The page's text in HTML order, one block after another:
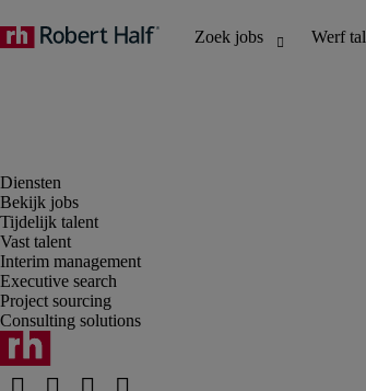
Bekijk jobs
Tijdelijk talent
Vast talent
Interim management
Executive search
Project sourcing
Consulting solutions